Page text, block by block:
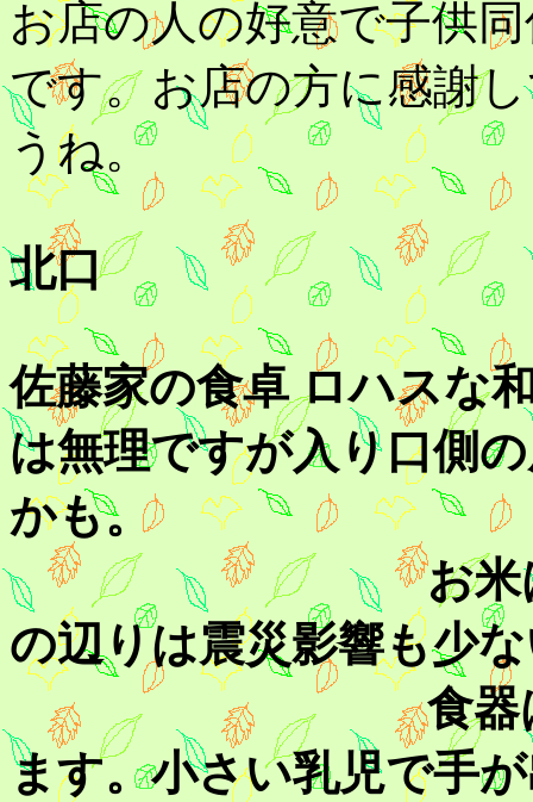
お店の人の好意で子供
です。お店の方に感謝
うね。
北口
佐藤家の食卓 ロハスな
は無理ですが入り口側
かも。
お米は佐久平
の辺りは震災影響も少
食器はアンテ
ます。小さい乳児で手